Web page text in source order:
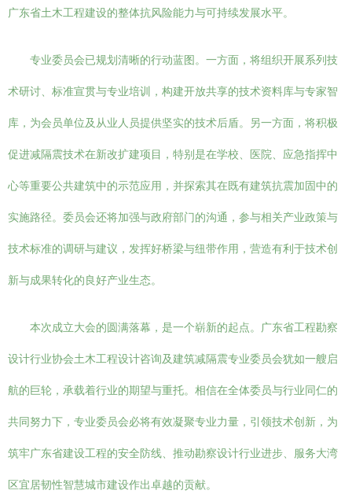
广东省土木工程建设的整体抗风险能力与可持续发展水平。
专业委员会已规划清晰的行动蓝图。一方面，将组织开展系列技
术研讨、标准宣贯与专业培训，构建开放共享的技术资料库与专家智
库，为会员单位及从业人员提供坚实的技术后盾。另一方面，将积极
促进减隔震技术在新改扩建项目，特别是在学校、医院、应急指挥中
心等重要公共建筑中的示范应用，并探索其在既有建筑抗震加固中的
实施路径。委员会还将加强与政府部门的沟通，参与相关产业政策与
技术标准的调研与建议，发挥好桥梁与纽带作用，营造有利于技术创
新与成果转化的良好产业生态。
本次成立大会的圆满落幕，是一个崭新的起点。广东省工程勘察
设计行业协会土木工程设计咨询及建筑减隔震专业委员会犹如一艘启
航的巨轮，承载着行业的期望与重托。相信在全体委员与行业同仁的
共同努力下，专业委员会必将有效凝聚专业力量，引领技术创新，为
筑牢广东省建设工程的安全防线、推动勘察设计行业进步、服务大湾
区宜居韧性智慧城市建设作出卓越的贡献。